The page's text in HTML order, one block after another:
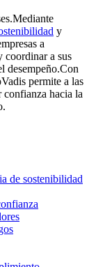
y
a
coordinar a sus
desempeño.Con
permite a las
confianza hacia la
de sostenibilidad